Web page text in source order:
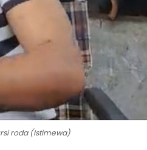
roda (Istimewa)